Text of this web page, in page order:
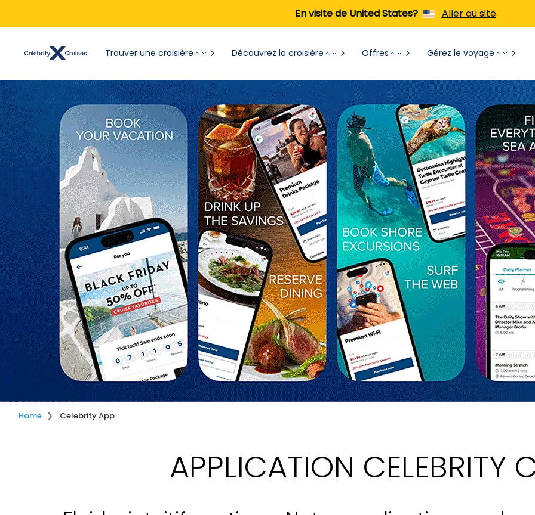
En visite de United States? Aller au site
Trouver une croisière Découvrez la croisière Offres Gérez le voyage
Home Celebrity App
APPLICATION CELEBRITY